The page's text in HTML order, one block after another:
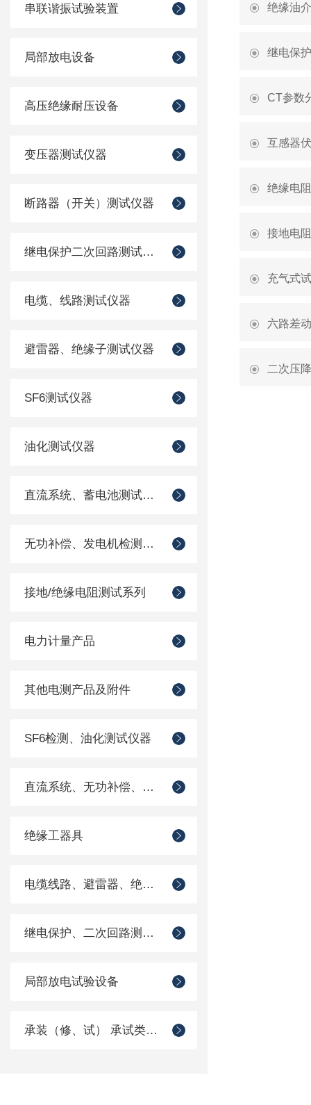
串联谐振试验装置
局部放电设备
高压绝缘耐压设备
变压器测试仪器
断路器（开关）测试仪器
继电保护二次回路测试仪器
电缆、线路测试仪器
避雷器、绝缘子测试仪器
SF6测试仪器
油化测试仪器
直流系统、蓄电池测试仪器
无功补偿、发电机检测仪器
接地/绝缘电阻测试系列
电力计量产品
其他电测产品及附件
SF6检测、油化测试仪器
直流系统、无功补偿、电池电机检测仪器
绝缘工器具
电缆线路、避雷器、绝缘子测试仪器
继电保护、二次回路测试仪器
局部放电试验设备
承装（修、试） 承试类仪器
绝缘油
继电保
CT参数
互感器
绝缘电
接地电
充气式
六路差
二次压